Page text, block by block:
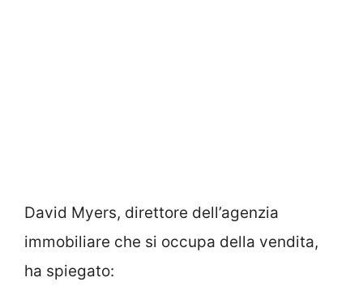
David Myers, direttore dell’agenzia
immobiliare che si occupa della vendita,
ha spiegato: